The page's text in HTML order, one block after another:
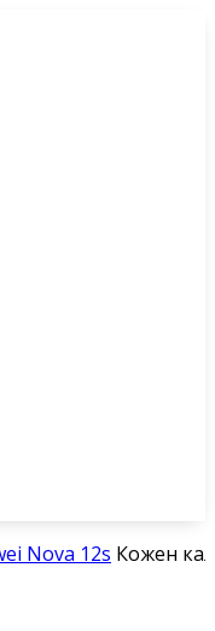
Nova 12s Кожен